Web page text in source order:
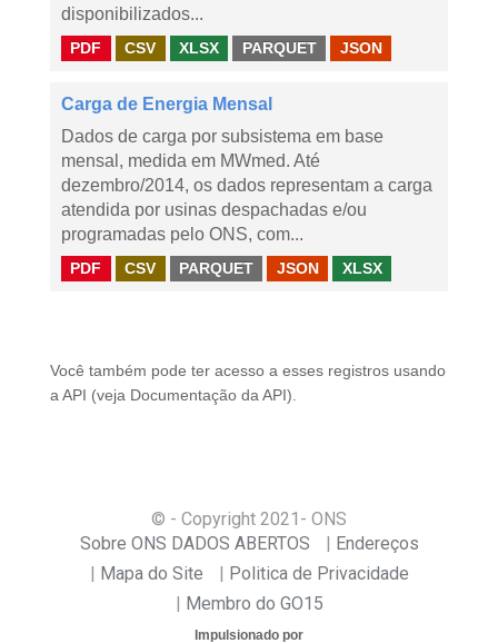
disponibilizados...
PDF CSV XLSX PARQUET JSON
Carga de Energia Mensal
Dados de carga por subsistema em base
mensal, medida em MWmed. Até
dezembro/2014, os dados representam a carga
atendida por usinas despachadas e/ou
programadas pelo ONS, com...
PDF CSV PARQUET JSON XLSX
Você também pode ter acesso a esses registros usando
a API (veja Documentação da API ).
© - Copyright 2021 - ONS
Sobre ONS DADOS ABERTOS
Endereços
Mapa do Site
Politica de Privacidade
Membro do GO15
Impulsionado por